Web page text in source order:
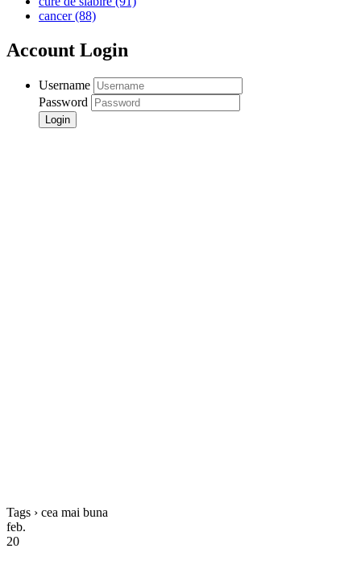
cancer(88)
Account Login
Username
Password
Tags › cea mai buna
feb.
20